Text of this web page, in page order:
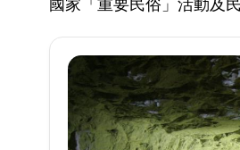
國家「重要民俗」活動及